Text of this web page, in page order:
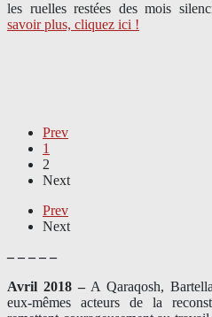
les ruelles restées des mois
savoir plus, cliquez ici !
Prev
1
2
Next
Prev
Next
– – – – –
Avril 2018 – A Qaraqosh,
eux-mêmes acteurs de la